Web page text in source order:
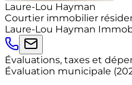
Laure-Lou Hayman
Courtier immobilier
Laure-Lou Hayman
Évaluations, taxes et
Évaluation municipale (